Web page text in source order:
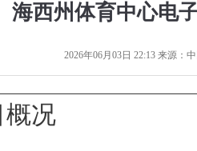
海西州体育中心电
2026年06月03日 22:13 来源：
目